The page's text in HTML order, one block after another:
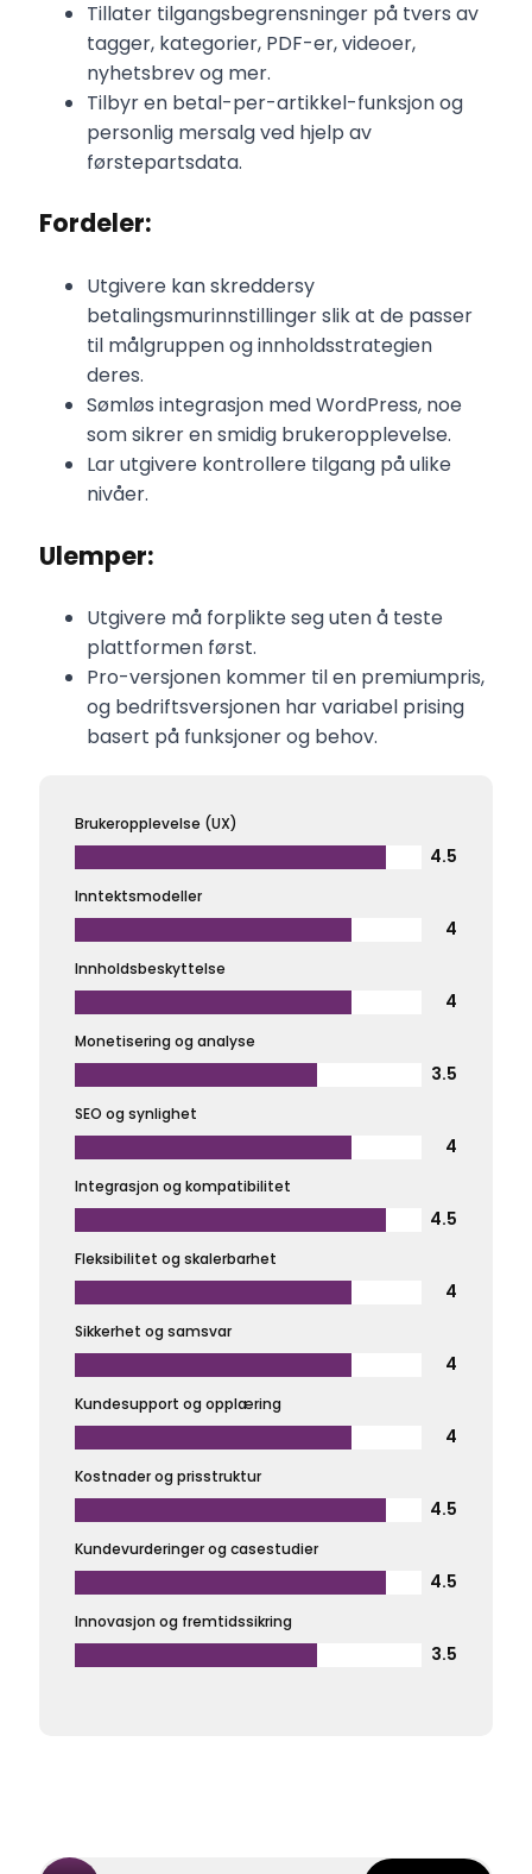
Tillater tilgangsbegrensninger på tvers av
tagger, kategorier, PDF-er, videoer,
nyhetsbrev og mer.
Tilbyr en betal-per-artikkel-funksjon og
personlig mersalg ved hjelp av
førstepartsdata.
Fordeler:
Utgivere kan skreddersy
betalingsmurinnstillinger slik at de passer
til målgruppen og innholdsstrategien
deres.
Sømløs integrasjon med WordPress, noe
som sikrer en smidig brukeropplevelse.
Lar utgivere kontrollere tilgang på ulike
nivåer.
Ulemper:
Utgivere må forplikte seg uten å teste
plattformen først.
Pro-versjonen kommer til en premiumpris,
og bedriftsversjonen har variabel prising
basert på funksjoner og behov.
Brukeropplevelse (UX)
4.5
Inntektsmodeller
4
Innholdsbeskyttelse
4
Monetisering og analyse
3.5
SEO og synlighet
4
Integrasjon og kompatibilitet
4.5
Fleksibilitet og skalerbarhet
4
Sikkerhet og samsvar
4
Kundesupport og opplæring
4
Kostnader og prisstruktur
4.5
Kundevurderinger og casestudier
4.5
Innovasjon og fremtidssikring
3.5